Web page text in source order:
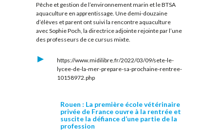
Pêche et gestion de l’environnement marin et le BTSA
aquaculture en apprentissage. Une demi-douzaine
d’élèves et parent ont suivi la rencontre aquaculture
avec Sophie Poch, la directrice adjointe rejointe par l’une
des professeurs de ce cursus mixte.
https://www.midilibre.fr/2022/03/09/sete-le-
lycee-de-la-mer-prepare-sa-prochaine-rentree-
10158972.php
Rouen : La première école vétérinaire
privée de France ouvre à la rentrée et
suscite la défiance d’une partie de la
profession